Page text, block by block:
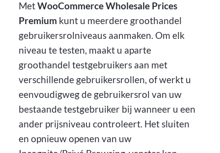
MetWooCommerce Wholesale Prices
Premium kunt u meerdere groothandel
gebruikersrolniveaus aanmaken. Om elk
niveau te testen, maakt u aparte
groothandel testgebruikers aan met
verschillende gebruikersrollen, of werkt u
eenvoudigweg de gebruikersrol van uw
bestaande testgebruiker bij wanneer u een
ander prijsniveau controleert. Het sluiten
en opnieuw openen van uw